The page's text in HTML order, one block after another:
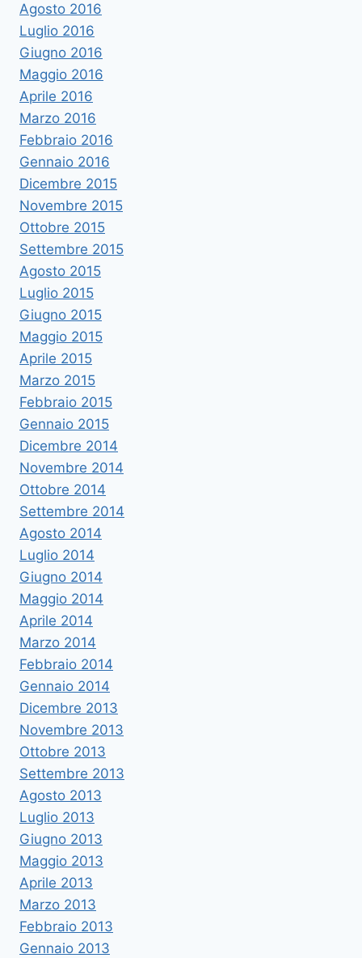
Agosto 2016
Luglio 2016
Giugno 2016
Maggio 2016
Aprile 2016
Marzo 2016
Febbraio 2016
Gennaio 2016
Dicembre 2015
Novembre 2015
Ottobre 2015
Settembre 2015
Agosto 2015
Luglio 2015
Giugno 2015
Maggio 2015
Aprile 2015
Marzo 2015
Febbraio 2015
Gennaio 2015
Dicembre 2014
Novembre 2014
Ottobre 2014
Settembre 2014
Agosto 2014
Luglio 2014
Giugno 2014
Maggio 2014
Aprile 2014
Marzo 2014
Febbraio 2014
Gennaio 2014
Dicembre 2013
Novembre 2013
Ottobre 2013
Settembre 2013
Agosto 2013
Luglio 2013
Giugno 2013
Maggio 2013
Aprile 2013
Marzo 2013
Febbraio 2013
Gennaio 2013